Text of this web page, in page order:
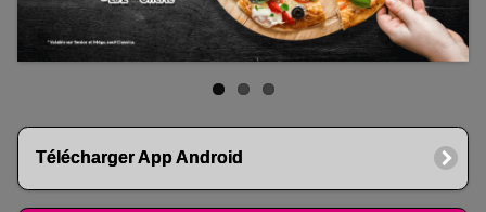
Télécharger App Android